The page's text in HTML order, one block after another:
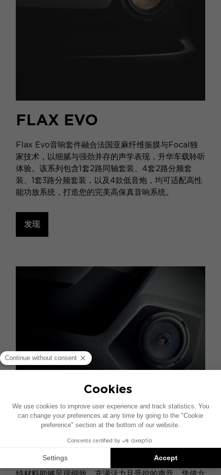
FLAX EVO
Flax Evo音响套件融合法国亚麻纤维振膜与Focal独
家技术，以细腻与强劲并存的声学表现，升华车载聆听
体验。该系列包含1套2路同轴套装、4套2路分频套
装、1套3路分频套装，以及4款低音炮，均可适配高性
能功放系统，打造您的完美高保真音响系统。
发现
SLATEFIBER
Slatefiber 系列凭借其独特的振膜而脱颖而出，该振
膜由回收碳纤维与先进的声学技术相结合制成。这种独